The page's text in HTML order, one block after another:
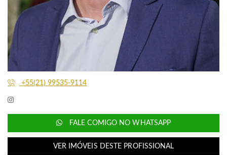
+55(21) 99535-9114
FALE COMIGO NO WHATSAPP
VER IMÓVEIS DESTE PROFISSIONAL